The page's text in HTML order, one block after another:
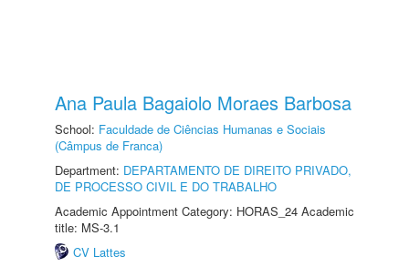
Ana Paula Bagaiolo Moraes Barbosa
School: Faculdade de Ciências Humanas e Sociais
(Câmpus de Franca)
Department: DEPARTAMENTO DE DIREITO PRIVADO,
DE PROCESSO CIVIL E DO TRABALHO
Academic Appointment Category: HORAS_24 Academic
title: MS-3.1
CV Lattes